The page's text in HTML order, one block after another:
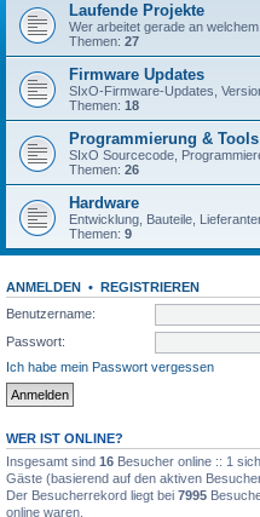
Laufende Projekte
Wer arbeitet gerade an welchem
Themen: 27
Firmware Updates
SIxO-Firmware-Updates,
Themen: 18
Programmierung & Tools
SIxO Sourcecode,
Themen: 26
Hardware
Entwicklung, Bauteile,
Themen: 9
ANMELDEN • REGISTRIEREN
Benutzername:
Passwort:
Ich habe mein Passwort vergessen
WER IST ONLINE?
Insgesamt sind 16 Besucher online :: 1
Gäste (basierend auf den aktiven
Der Besucherrekord liegt bei 7995
online waren.